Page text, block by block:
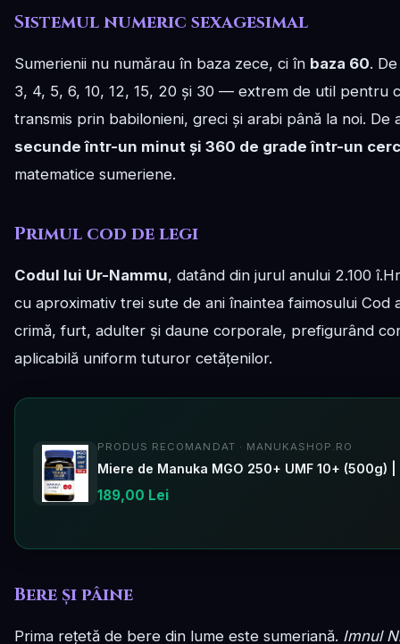
Sistemul numeric sexagesimal
Sumerienii nu numărau în baza zece, ci în baza 60.
3, 4, 5, 6, 10, 12, 15, 20 și 30 — extrem de util pentru
transmis prin babilonieni, greci și arabi până la noi. De
secunde într-un minut și 360 de grade într-un cerc
matematice sumeriene.
Primul cod de legi
Codul lui Ur-Nammu, datând din jurul anului 2.100
cu aproximativ trei sute de ani înaintea faimosului
crimă, furt, adulter și daune corporale, prefigurând
aplicabilă uniform tuturor cetățenilor.
PRODUS RECOMANDAT · MANUKASHOP.RO
Miere de Manuka MGO 250+ UMF 10+ (500g)
189,00 Lei
Bere și pâine
Prima rețetă de bere din lume este sumeriană. Imnul